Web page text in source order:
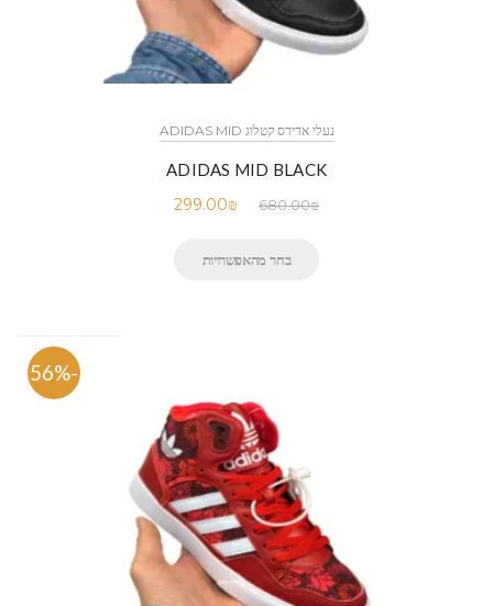
נעלי אדידס קטלוג ADIDAS MID
ADIDAS MID BLACK
680.00₪
299.00₪
בחר מהאפשרויות
-56%